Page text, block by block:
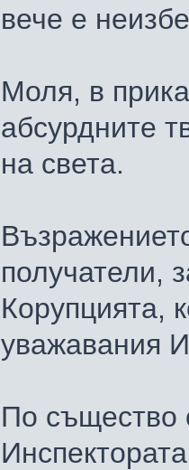
вече е
Моля, в
абсурдните
на света.
получатели,
Корупцията,
уважавания
По същество